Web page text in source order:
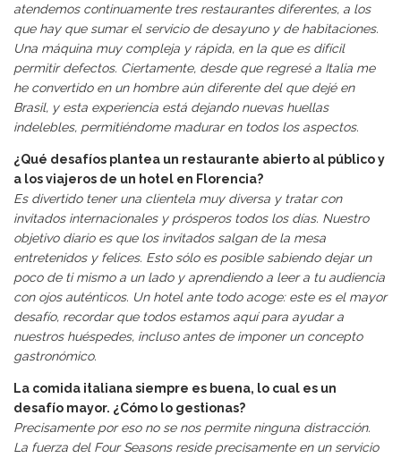
atendemos continuamente tres restaurantes diferentes, a los
que hay que sumar el servicio de desayuno y de habitaciones.
Una máquina muy compleja y rápida, en la que es difícil
permitir defectos. Ciertamente, desde que regresé a Italia me
he convertido en un hombre aún diferente del que dejé en
Brasil, y esta experiencia está dejando nuevas huellas
indelebles, permitiéndome madurar en todos los aspectos.
¿Qué desafíos plantea un restaurante abierto al público y
a los viajeros de un hotel en Florencia?
Es divertido tener una clientela muy diversa y tratar con
invitados internacionales y prósperos todos los días. Nuestro
objetivo diario es que los invitados salgan de la mesa
entretenidos y felices. Esto sólo es posible sabiendo dejar un
poco de ti mismo a un lado y aprendiendo a leer a tu audiencia
con ojos auténticos. Un hotel ante todo acoge: este es el mayor
desafío, recordar que todos estamos aquí para ayudar a
nuestros huéspedes, incluso antes de imponer un concepto
gastronómico.
La comida italiana siempre es buena, lo cual es un
desafío mayor. ¿Cómo lo gestionas?
Precisamente por eso no se nos permite ninguna distracción.
La fuerza del Four Seasons reside precisamente en un servicio